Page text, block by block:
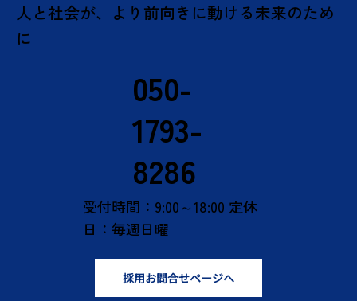
人と社会が、より前向きに動ける未来のため
に
050-
1793-
8286
受付時間：9:00～18:00 定休
日：毎週日曜
採用お問合せページへ